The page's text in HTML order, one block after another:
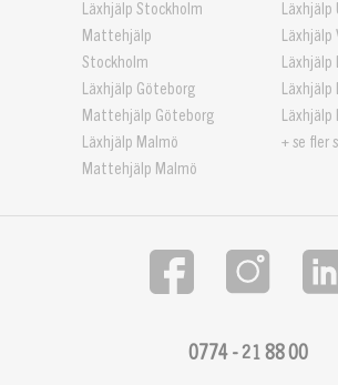
Läxhjälp Stockholm
Mattehjälp
Stockholm
Läxhjälp Göteborg
Mattehjälp Göteborg
Läxhjälp Malmö
Mattehjälp Malmö
Läxhjälp
Läxhjälp
Läxhjälp
Läxhjälp
Läxhjälp
+ se fler
0774 - 21 88 00